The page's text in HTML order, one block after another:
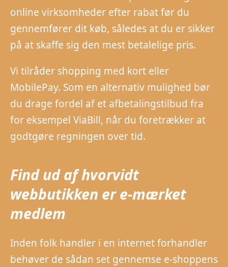
online virksomheder efter rabat før du
gennemfører dit køb, således at du er sikker
på at skaffe sig den mest betalelige pris.
Vi tilråder shopping med kort eller
MobilePay. Som en alternativ mulighed bør
du drage fordel af et afbetalingstilbud fra
for eksempel ViaBill, når du foretrækker at
godtgøre regningen over tid.
Find ud af hvorvidt
webbutikken er e-mærket
medlem
Inden folk handler i en internet forhandler
behøver de sådan set gennemse e-shoppens